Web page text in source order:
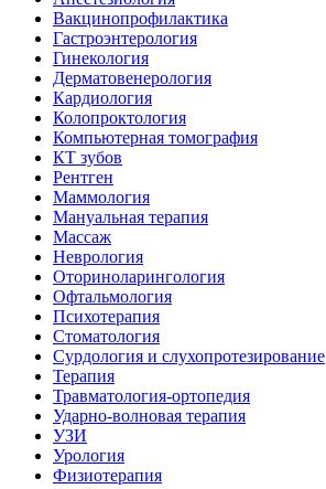
Вакцинопрофилактика
Гастроэнтерология
Гинекология
Дерматовенерология
Кардиология
Колопроктология
Компьютерная томография
КТ зубов
Рентген
Маммология
Мануальная терапия
Массаж
Неврология
Оториноларингология
Офтальмология
Психотерапия
Стоматология
Сурдология и слухопротезирование
Терапия
Травматология-ортопедия
Ударно-волновая терапия
УЗИ
Урология
Физиотерапия